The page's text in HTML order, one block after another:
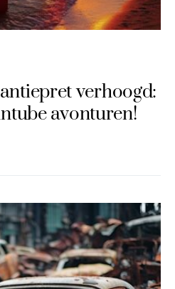
verhoogd:
avonturen!